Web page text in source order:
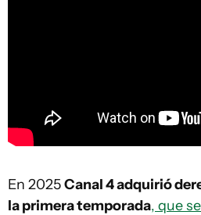
En 2025Canal 4 adquirió
la primera temporada, que